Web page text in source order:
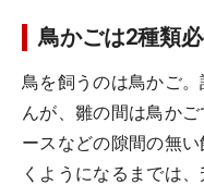
鳥かごは2種類
鳥を飼うのは鳥かご
んが、雛の間は鳥か
ースなどの隙間の無
くようになるまでは